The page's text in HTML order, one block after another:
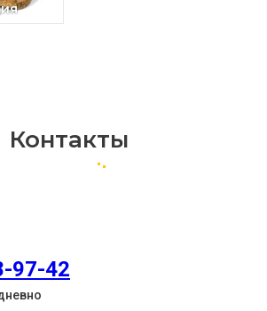
Контакты
97-42